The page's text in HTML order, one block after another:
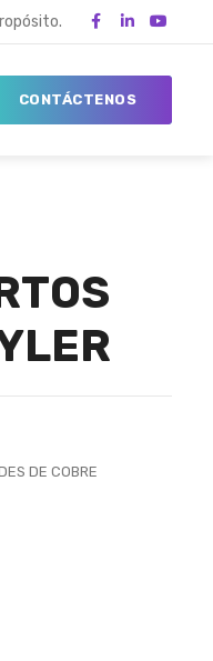
CONTÁCTENOS
DE COBRE